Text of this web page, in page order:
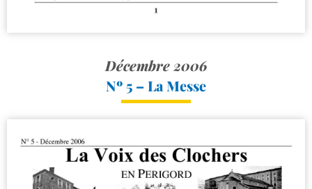
Décembre 2006
Nº 5 – La Messe